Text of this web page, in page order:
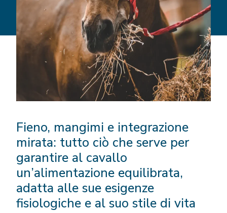
Fieno, mangimi e integrazione
mirata: tutto ciò che serve per
garantire al cavallo
un’alimentazione equilibrata,
adatta alle sue esigenze
fisiologiche e al suo stile di vita